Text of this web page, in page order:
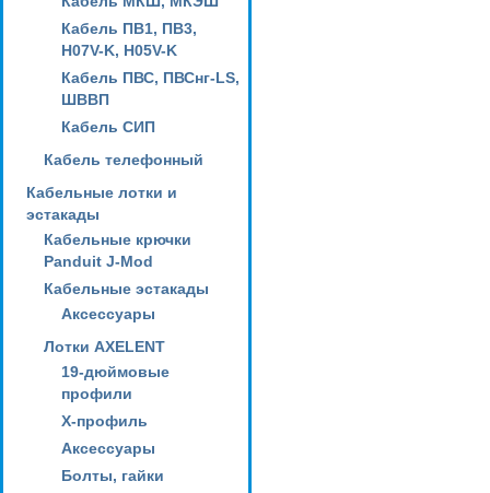
Кабель ПВ1, ПВ3,
H07V-K, H05V-K
Кабель ПВС, ПВСнг-LS,
ШВВП
Кабель СИП
Кабель телефонный
Кабельные лотки и
эстакады
Кабельные крючки
Panduit J-Mod
Кабельные эстакады
Аксессуары
Лотки AXELENT
19-дюймовые
профили
X-профиль
Аксессуары
Болты, гайки